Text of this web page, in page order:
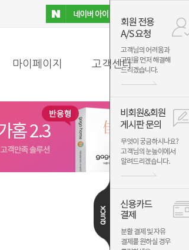
마이페이지 고객센터